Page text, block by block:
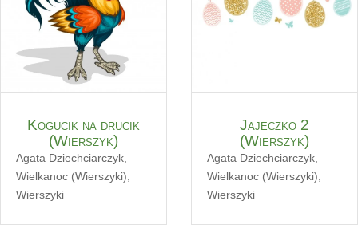
Kogucik na drucik
(Wierszyk)
Agata Dziechciarczyk
Wielkanoc (Wierszyki)
Wierszyki
Jajeczko 2
(Wierszyk)
Agata Dziechciarczyk
Wielkanoc (Wierszyki)
Wierszyki